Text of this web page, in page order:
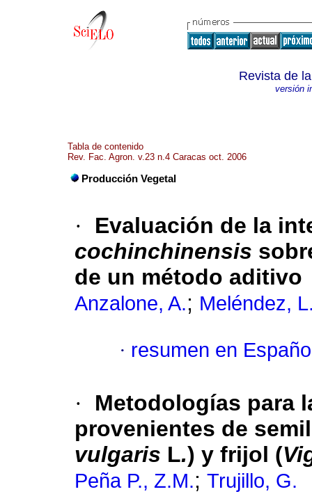
Revista de
versión
Tabla de contenido
Rev. Fac. Agron. v.23 n.4 Caracas oct. 2006
Producción Vegetal
·
Evaluación de la
cochinchinensis
de un método aditivo
Anzalone, A.; Meléndez,
· resumen en
·
Metodologías para
provenientes de
vulgaris L.) y frijol (
Peña P., Z.M.; Trujillo, G.